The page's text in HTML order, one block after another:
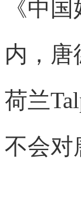
《中
内，
荷兰
不会对